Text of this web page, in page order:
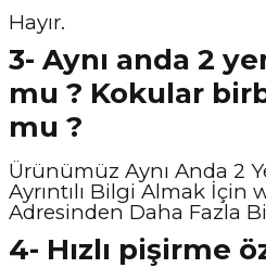
Hayır.
3- Aynı anda 2
mu ? Kokular
mu ?
Ürünümüz Aynı Anda 2
Ayrıntılı Bilgi Almak İçin
Adresinden Daha Fazla
4- Hızlı pişirme